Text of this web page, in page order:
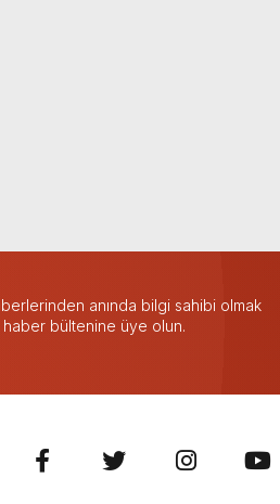
anında bilgi sahibi olmak
haber bültenine üye olun.